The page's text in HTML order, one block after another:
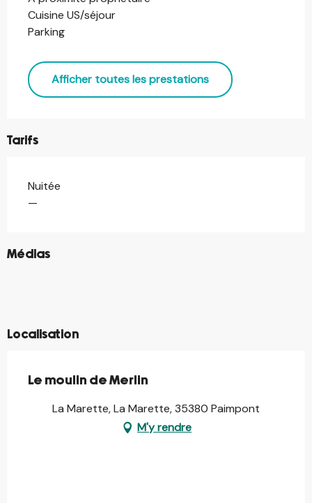
Cuisine US/séjour
Parking
Afficher toutes les prestations
Tarifs
Tarifs 2026
Nuitée
—
Médias
©
©
Localisation
Le moulin de Merlin
La Marette, La Marette, 35380 Paimpont
M'y rendre